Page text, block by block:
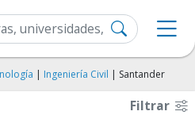
| Ingeniería Civil | Santander
Filtrar